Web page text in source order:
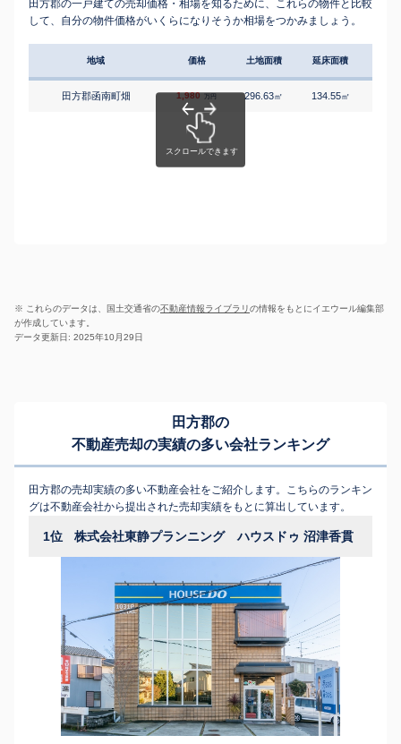
田方郡の一戸建ての売却価格・相場を知るために、これらの物件と比較
して、自分の物件価格がいくらになりそうか相場をつかみましょう。
地域 価格 土地面積 延床面積
田方郡函南町畑 1,980 万円 296.63㎡ 134.55㎡
※ これらのデータは、国土交通省の不動産情報ライブラリの情報をもとにイエウール編集部
が作成しています。
データ更新日: 2025年10月29日
田方郡の
不動産売却の実績の多い会社ランキング
田方郡の売却実績の多い不動産会社をご紹介します。こちらのランキン
グは不動産会社から提出された売却実績をもとに算出しています。
1位 株式会社東静プランニング ハウスドゥ 沼津香貫